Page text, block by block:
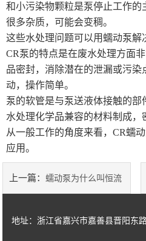
和小污染物颗粒是泵停止工作的
很多杂质，可能会变稠。
这些水处理问题可以用蠕动泵解
CR泵的特点是在废水处理方面
品密封，消除潜在的泄漏或污
动，操作简单。
泵的软管是与泵送液体接触的
水处理化学品兼容的材料制成，
从一般工作的角度来看，CR蠕
应用。
上一篇： 蠕动泵为什么叫恒流
地址：浙江省嘉兴市嘉善县晋阳东